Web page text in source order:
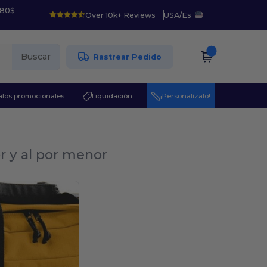
Over 10k+ Reviews USA/Es
Buscar Rastrear Pedido
promocionales Liquidación ¡Personalízalo!
y al por menor